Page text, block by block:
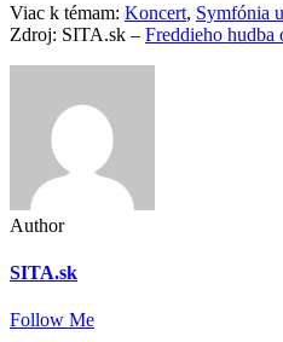
Viac k témam: Koncert, Symfónia
Zdroj: SITA.sk – Freddieho hudba
Author
SITA.sk
Follow Me